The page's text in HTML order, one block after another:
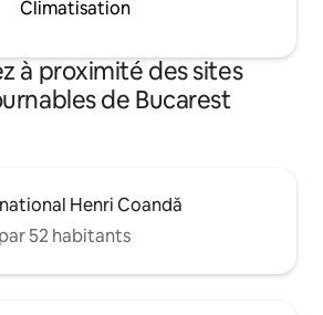
Climatisation
à proximité des sites
de Bucarest
Henri Coandă
52 habitants